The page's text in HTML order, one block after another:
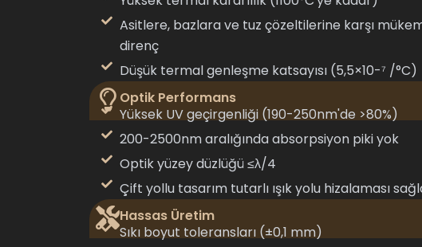
Asitlere, bazlara ve tuz çözeltilerine karşı
direnç
Düşük termal genleşme katsayısı (5,5×10-⁷ /°C)
Optik Performans
Yüksek UV geçirgenliği (190-250nm'de >80%)
200-2500nm aralığında absorpsiyon piki yok
Optik yüzey düzlüğü ≤λ/4
Çift yollu tasarım tutarlı ışık yolu hizalaması
Hassas Üretim
Sıkı boyut toleransları (±0,1 mm)